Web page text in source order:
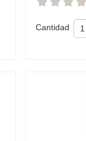
Cantidad